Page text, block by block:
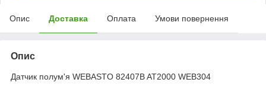
Опис Доставка Оплата Умови повернення
Опис
Датчик полум'я WEBASTO 82407B AT2000 WEB304